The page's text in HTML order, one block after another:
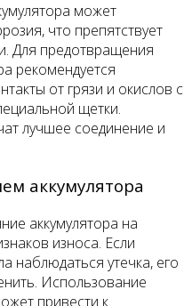
может
что препятствует
Для предотвращения
рекомендуется
от грязи и окислов с
щетки.
лучшее соединение и
аккумулятора
аккумулятора на
износа. Если
наблюдаться утечка, его
Использование
привести к